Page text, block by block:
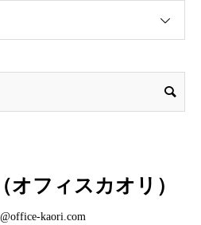
オフィスカオリ）
kaori.com